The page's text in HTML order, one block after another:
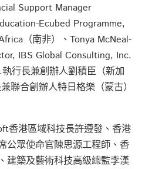
Support Manager
Ecubed Programme,
（南非）、Tonya McNeal-
IBS Global Consulting, Inc.
執行長兼創辦人劉積臣（新加
聯合創辦人特日格樂（蒙古）
香港區域科技長許遵發、香港
公眾使命官陳思源工程師、香
建築及藝術科技高級總監李漢